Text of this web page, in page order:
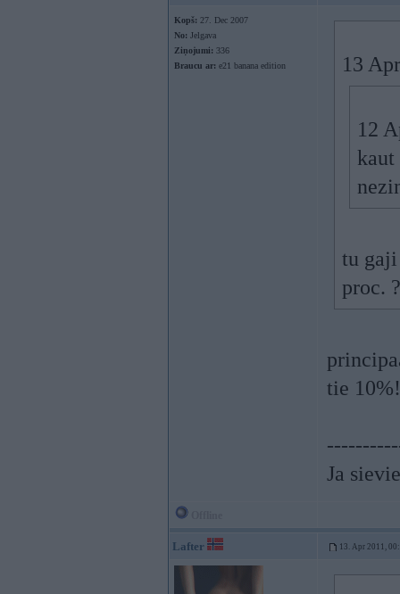
Kopš: 27. Dec 2007
No: Jelgava
Ziņojumi: 336
Braucu ar: e21 banana edition 13
12
tu
proc.
tie 10%!
Ja
Lafter 13. Apr 2011,